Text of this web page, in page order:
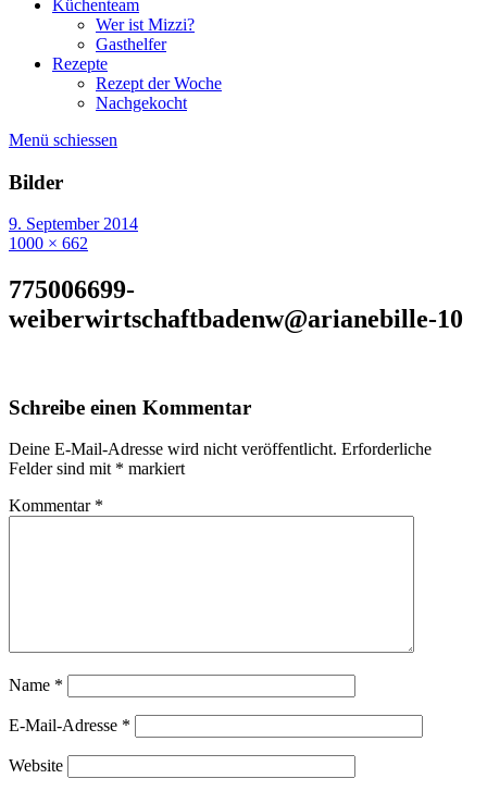
Küchenteam
Wer ist Mizzi?
Gasthelfer
Rezepte
Rezept der Woche
Nachgekocht
Menü schiessen
Bilder
9. September 2014
1000 × 662
775006699-
weiberwirtschaftbadenw@arianebille-10
Schreibe einen Kommentar
Deine E-Mail-Adresse wird nicht veröffentlicht. Erforderliche
Felder sind mit * markiert
Kommentar *
Name *
E-Mail-Adresse *
Website